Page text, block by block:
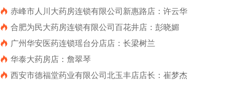
 赤峰市人川大药房连锁有限公司新惠路店：许云华
 合肥为民大药房连锁有限公司百花井店：彭晓媚
 广州华安医药连锁瑶台分店店：长梁树兰
 华泰大药房店：詹翠琴
 ​西安市德福堂药业有限公司北玉丰店店长：崔梦杰